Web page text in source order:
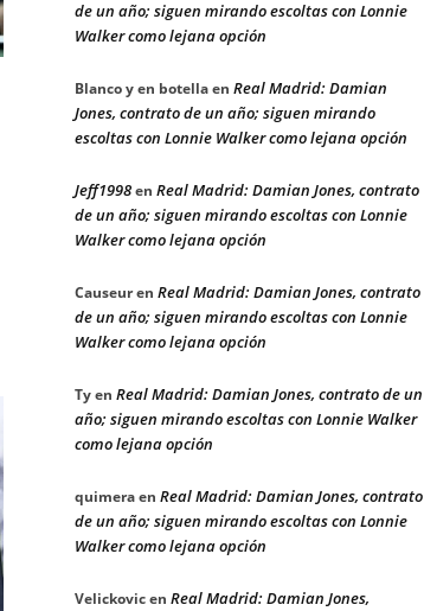
de un año; siguen mirando escoltas con Lonnie
Walker como lejana opción
Blanco y en botellaen Real Madrid: Damian
Jones, contrato de un año; siguen mirando
escoltas con Lonnie Walker como lejana opción
Jeff1998en Real Madrid: Damian Jones, contrato
de un año; siguen mirando escoltas con Lonnie
Walker como lejana opción
Causeuren Real Madrid: Damian Jones, contrato
de un año; siguen mirando escoltas con Lonnie
Walker como lejana opción
Tyen Real Madrid: Damian Jones, contrato de un
año; siguen mirando escoltas con Lonnie Walker
como lejana opción
quimeraen Real Madrid: Damian Jones, contrato
de un año; siguen mirando escoltas con Lonnie
Walker como lejana opción
Velickovicen Real Madrid: Damian Jones,